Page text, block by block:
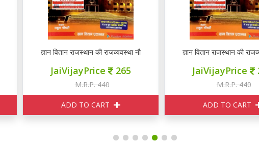
ज्ञान वितान राजस्थान की राजव्यवस्था नौवां संस्करण
JaiVijayPrice 265
M.R.P. 440
ADD TO CART
ज्ञान वितान राजस्थान की
JaiVijayPrice 265
M.R.P. 440
ADD TO CART